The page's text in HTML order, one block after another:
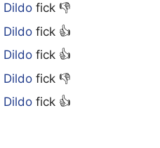
Dildo fick 👎
Dildo fick 👍
Dildo fick 👍
Dildo fick 👎
Dildo fick 👍